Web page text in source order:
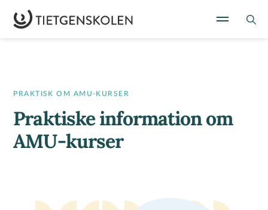
PRAKTISK OM AMU-KURSER
Praktiske information om
AMU-kurser